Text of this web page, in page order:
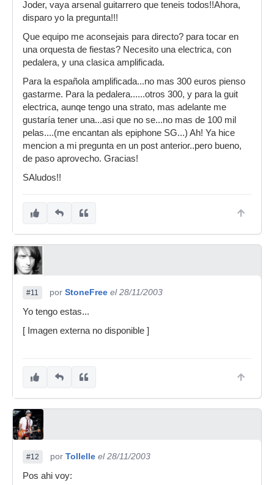
Joder, vaya arsenal guitarrero que teneis todos!!Ahora,
disparo yo la pregunta!!!
Que equipo me aconsejais para directo? para tocar en
una orquesta de fiestas? Necesito una electrica, con
pedalera, y una clasica amplificada.
Para la española amplificada...no mas 300 euros pienso
gastarme. Para la pedalera......otros 300, y para la guit
electrica, aunqe tengo una strato, mas adelante me
gustaría tener una...asi que no se...no mas de 100 mil
pelas....(me encantan als epiphone SG...) Ah! Ya hice
mencion a mi pregunta en un post anterior..pero bueno,
de paso aprovecho. Gracias!
SAludos!!
#11 por StoneFree el 28/11/2003
Yo tengo estas...
[ Imagen externa no disponible ]
#12 por Tollelle el 28/11/2003
Pos ahi voy: